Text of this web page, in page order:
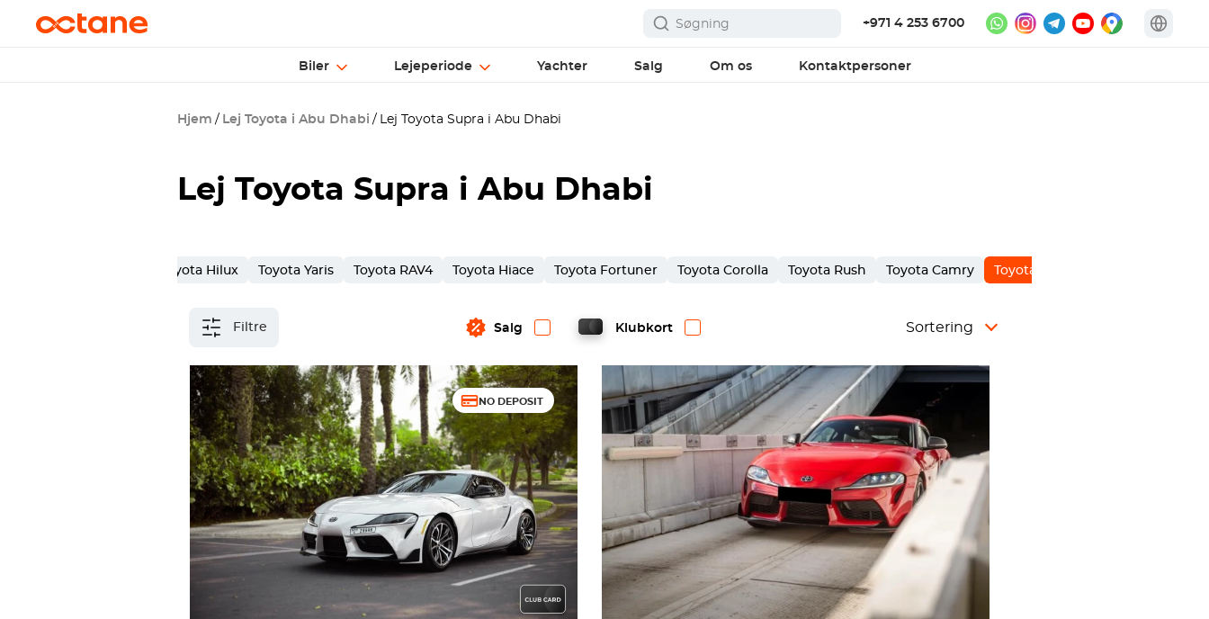
+971 4 253 6700
Biler Lejeperiode Yachter Salg Om os Kontaktpersoner
Hjem Lej Toyota i Abu Dhabi Lej Toyota Supra i Abu Dhabi
Lej Toyota Supra i Abu Dhabi
Toyota Hilux Toyota Yaris Toyota RAV4 Toyota Hiace Toyota Fortuner Toyota Corolla Toyota Rush Toyota Camry Toyota Supra
Filtre Salg Klubkort Sortering
NO DEPOSIT